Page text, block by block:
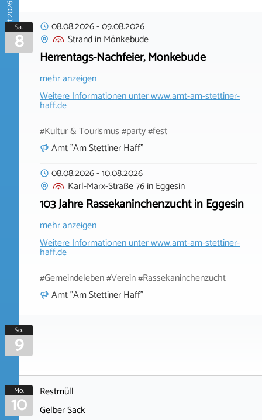
August 2026Sa.
8
08.08.2026-09.08.2026
StrandinMönkebude
Herrentags-Nachfeier, Mönkebude
mehr anzeigen
Weitere Informationen unterwww.amt-am-stettiner-
haff.de
#Kultur & Tourismus #party #fest
Amt "Am Stettiner Haff"
08.08.2026-10.08.2026
Karl-Marx-Straße 76inEggesin
103 Jahre Rassekaninchenzucht in Eggesin
mehr anzeigen
Weitere Informationen unterwww.amt-am-stettiner-
haff.de
#Gemeindeleben #Verein #Rassekaninchenzucht
Amt "Am Stettiner Haff"
So.
9
Mo.
10
Restmüll
Gelber Sack